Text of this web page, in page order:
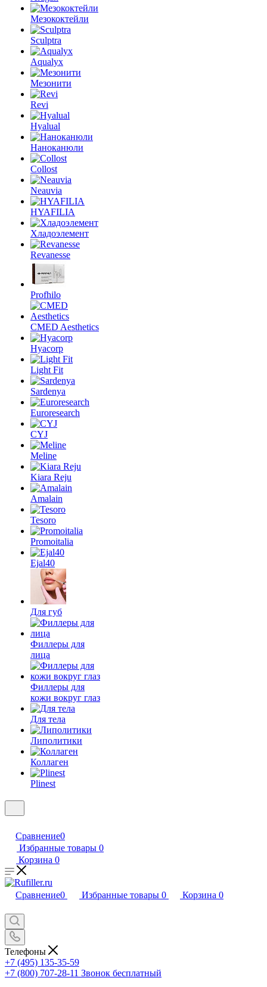
Мезококтейли
Sculptra
Aqualyx
Мезонити
Revi
Hyalual
Наноканюли
Collost
Neauvia
HYAFILIA
Хладоэлемент
Revanesse
Profhilo
CMED Aesthetics
Hyacorp
Light Fit
Sardenya
Euroresearch
CYJ
Meline
Kiara Reju
Amalain
Tesoro
Promoitalia
Ejal40
Для губ
Филлеры для
лица
Филлеры для
кожи вокруг глаз
Для тела
Липолитики
Коллаген
Plinest
Сравнение0
Избранные товары 0
Корзина 0
Сравнение0 Избранные товары 0 Корзина 0
Телефоны
+7 (495) 135-35-59
+7 (800) 707-28-11 Звонок бесплатный